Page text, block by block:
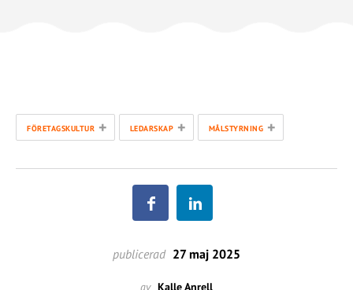
FÖRETAGSKULTUR + LEDARSKAP + MÅLSTYRNING +
publicerad 27 maj 2025
av Kalle Anrell